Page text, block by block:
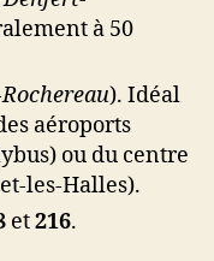
à 50
). Idéal
aéroports
ou du centre
les-Halles).
et216.